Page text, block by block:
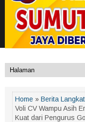
Home » Berita Langkat
Voli CV Wampu Asih
Kuat dari Pengurus